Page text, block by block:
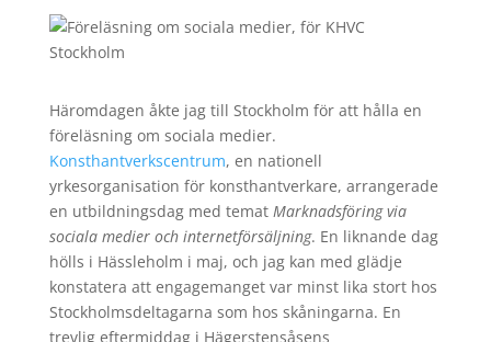
Häromdagen åkte jag till Stockholm för att hålla en
föreläsning om sociala medier.
Konsthantverkscentrum, en nationell
yrkesorganisation för konsthantverkare, arrangerade
en utbildningsdag med temat Marknadsföring via
sociala medier och internetförsäljning. En liknande dag
hölls i Hässleholm i maj, och jag kan med glädje
konstatera att engagemanget var minst lika stort hos
Stockholmsdeltagarna som hos skåningarna. En
trevlig eftermiddag i Hägerstensåsens